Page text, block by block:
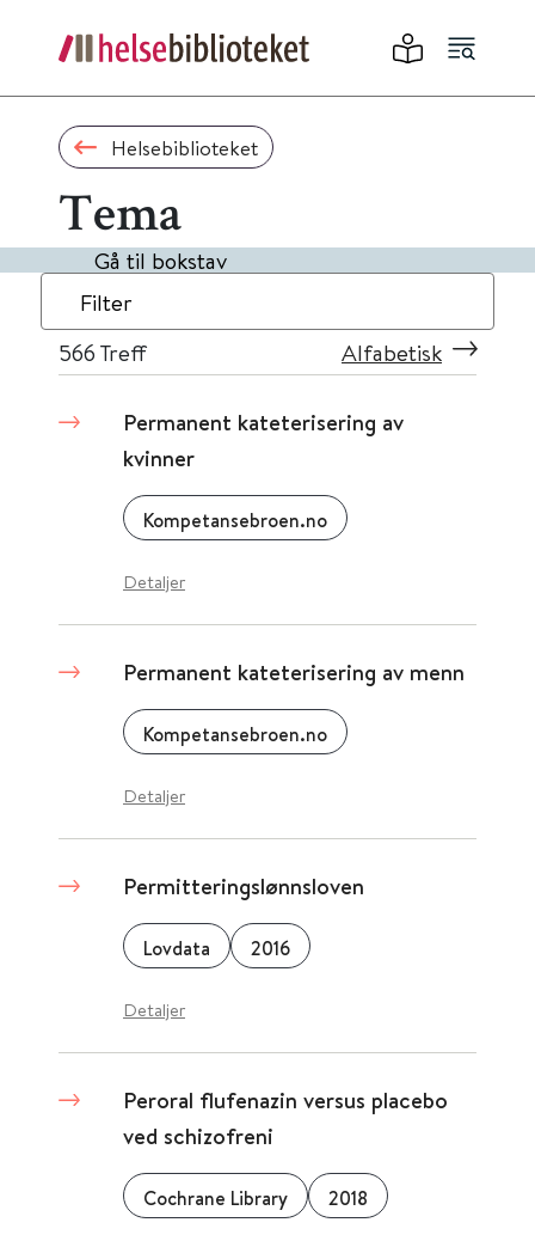
Helsebiblioteket
Tema
Gå til bokstav
Filter
566 Treff Alfabetisk
Permanent kateterisering av
kvinner
Kompetansebroen.no
Detaljer
Permanent kateterisering av menn
Kompetansebroen.no
Detaljer
Permitteringslønnsloven
Lovdata 2016
Detaljer
Peroral flufenazin versus placebo
ved schizofreni
Cochrane Library 2018